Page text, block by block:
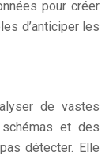
pour créer
d’anticiper les
de vastes
et des
détecter. Elle